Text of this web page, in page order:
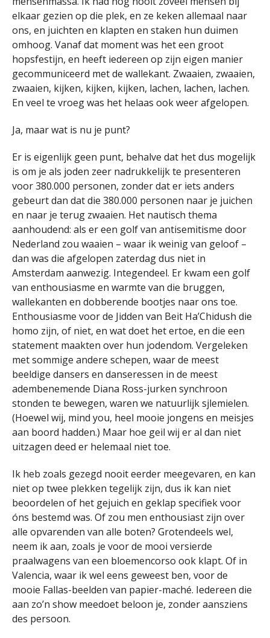
elkaar gezien op die plek, en ze keken allemaal naar
ons, en juichten en klapten en staken hun duimen
omhoog. Vanaf dat moment was het een groot
hopsfestijn, en heeft iedereen op zijn eigen manier
gecommuniceerd met de wallekant. Zwaaien, zwaaien,
zwaaien, kijken, kijken, kijken, lachen, lachen, lachen.
En veel te vroeg was het helaas ook weer afgelopen.
Ja, maar wat is nu je punt?
Er is eigenlijk geen punt, behalve dat het dus mogelijk
is om je als joden zeer nadrukkelijk te presenteren
voor 380.000 personen, zonder dat er iets anders
gebeurt dan dat die 380.000 personen naar je juichen
en naar je terug zwaaien. Het nautisch thema
aanhoudend: als er een golf van antisemitisme door
Nederland zou waaien – waar ik weinig van geloof –
dan was die afgelopen zaterdag dus niet in
Amsterdam aanwezig. Integendeel. Er kwam een golf
van enthousiasme en warmte van die bruggen,
wallekanten en dobberende bootjes naar ons toe.
Enthousiasme voor de Jidden van Beit Ha’Chidush die
homo zijn, of niet, en wat doet het ertoe, en die een
statement maakten over hun jodendom. Vergeleken
met sommige andere schepen, waar de meest
beeldige dansers en danseressen in de meest
adembenemende Diana Ross-jurken synchroon
stonden te bewegen, waren we natuurlijk sjlemielen.
(Hoewel wij, mind you, heel mooie jongens en meisjes
aan boord hadden.) Maar hoe geil wij er al dan niet
uitzagen deed er helemaal niet toe.
Ik heb zoals gezegd nooit eerder meegevaren, en kan
niet op twee plekken tegelijk zijn, dus ik kan niet
beoordelen of het gejuich en geklap specifiek voor
óns bestemd was. Of zou men enthousiast zijn over
alle opvarenden van alle boten? Grotendeels wel,
neem ik aan, zoals je voor de mooi versierde
praalwagens van een bloemencorso ook klapt. Of in
Valencia, waar ik wel eens geweest ben, voor de
mooie Fallas-beelden van papier-maché. Iedereen die
aan zo’n show meedoet beloon je, zonder aansziens
des persoon.